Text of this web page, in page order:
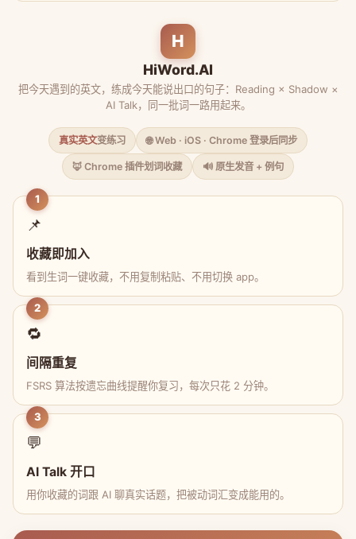
H
HiWord.AI
把今天遇到的英文，练成今天能说出口的句子：Reading × Shadow ×
AI Talk，同一批词一路用起来。
真实英文变练习 🌐 Web · iOS · Chrome 登录后同步
🦊 Chrome 插件划词收藏 🔊 原生发音 + 例句
1
📌
收藏即加入
看到生词一键收藏，不用复制粘贴、不用切换 app。
2
🔁
间隔重复
FSRS 算法按遗忘曲线提醒你复习，每次只花 2 分钟。
3
💬
AI Talk 开口
用你收藏的词跟 AI 聊真实话题，把被动词汇变成能用的。